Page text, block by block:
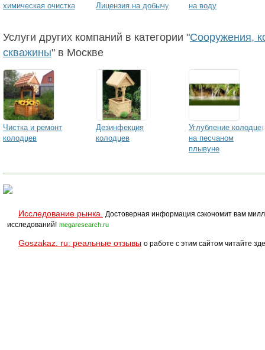
химическая очистка
Лицензия на добычу
скважины на воду и
ВЗУ. Оценка запасов
подземных вод
на воду
Услуги других компаний в категории "Сооружения,
скважины" в Москве
Чистка и ремонт
колодцев
Дезинфекция
колодцев
Углубление колодцев
на песчаном
плывуне
Исследование рынка.
Достоверная информация сэкономит вам
исследований! megaresearch.ru
Goszakaz. ru: реальные отзывы о работе с этим сайтом читайте